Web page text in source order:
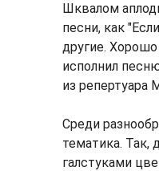
Шквалом
песни, как
другие.
исполнил
из репертуара
Среди
тематика. Так,
галстуками